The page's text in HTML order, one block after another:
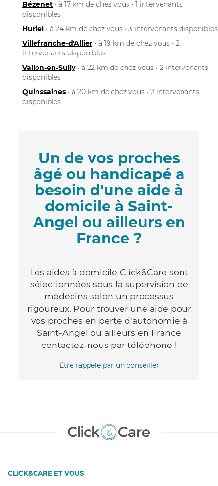
Bézenet • à 17 km de chez vous • 1 intervenants
disponibles
Huriel • à 24 km de chez vous • 3 intervenants disponibles
Villefranche-d'Allier • à 19 km de chez vous • 2
intervenants disponibles
Vallon-en-Sully• à 22 km de chez vous • 2 intervenants
disponibles
Quinssaines • à 20 km de chez vous • 2 intervenants
disponibles
Un de vos proches
âgé ou handicapé a
besoin d'une aide à
domicile à Saint-
Angel ou ailleurs en
France ?
Les aides à domicile Click&Care sont
sélectionnées sous la supervision de
médecins selon un processus
rigoureux. Pour trouver une aide pour
vos proches en perte d'autonomie à
Saint-Angel ou ailleurs en France
contactez-nous par téléphone !
Être rappelé par un conseiller
CLICK&CARE ET VOUS